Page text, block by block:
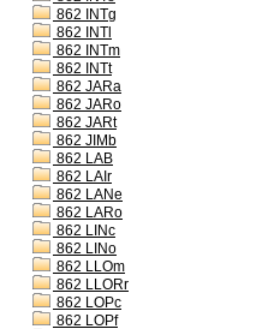
862 INTg
862 INTl
862 INTm
862 INTt
862 JARa
862 JARo
862 JARt
862 JIMb
862 LAB
862 LAIr
862 LANe
862 LARo
862 LINc
862 LINo
862 LLOm
862 LLORr
862 LOPc
862 LOPf